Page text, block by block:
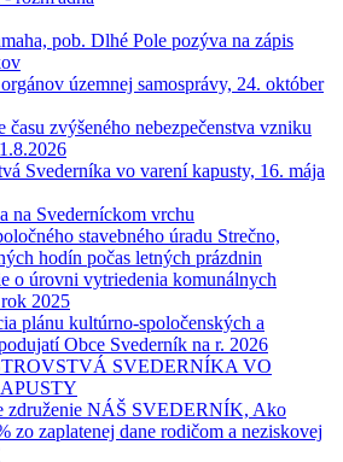
pob. Dlhé Pole pozýva na zápis
územnej samosprávy, 24. október
času zvýšeného nebezpečenstva vzniku
Svederníka vo varení kapusty, 16. mája
na Svederníckom vrchu
stavebného úradu Strečno,
hodín počas letných prázdnin
o úrovni vytriedenia komunálnych
2025
plánu kultúrno-spoločenských a
Obce Svederník na r. 2026
SVEDERNÍKA VO
združenie NÁŠ SVEDERNÍK, Ako
zo zaplatenej dane rodičom a neziskovej